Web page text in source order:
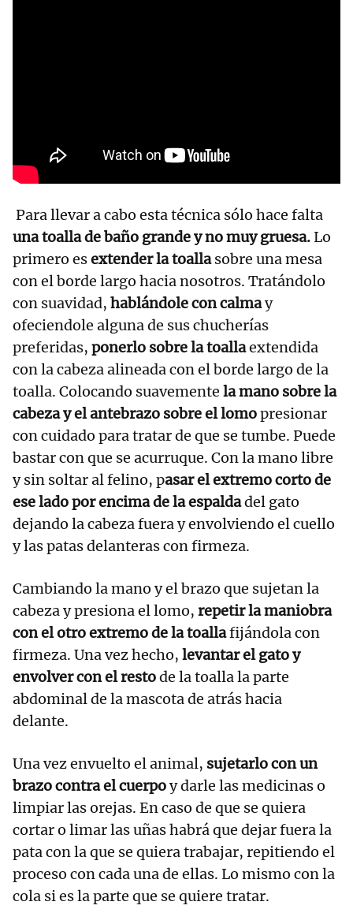
Para llevar a cabo esta técnica sólo hace falta
una toalla de baño grande y no muy gruesa.Lo
primero esextender la toallasobre una mesa
con el borde largo hacia nosotros. Tratándolo
con suavidad, hablándole con calmay
ofeciendole alguna de sus chucherías
preferidas, ponerlo sobre la toallaextendida
con la cabeza alineada con el borde largo de la
toalla. Colocando suavemente la mano sobre la
cabeza y el antebrazo sobre el lomopresionar
con cuidado para tratar de que se tumbe. Puede
bastar con que se acurruque. Con la mano libre
y sin soltar al felino, pasar el extremo corto de
ese lado por encima de la espaldadel gato
dejando la cabeza fuera y envolviendo el cuello
y las patas delanteras con firmeza.
Cambiando la mano y el brazo que sujetan la
cabeza y presiona el lomo, repetir la maniobra
con el otro extremo de la toallafijándola con
firmeza. Una vez hecho, levantar el gato y
envolver con el restode la toalla la parte
abdominal de la mascota de atrás hacia
delante.
Una vez envuelto el animal, sujetarlo con un
brazo contra el cuerpoy darle las medicinas o
limpiar las orejas. En caso de que se quiera
cortar o limar las uñas habrá que dejar fuera la
pata con la que se quiera trabajar, repitiendo el
proceso con cada una de ellas. Lo mismo con la
cola si es la parte que se quiere tratar.